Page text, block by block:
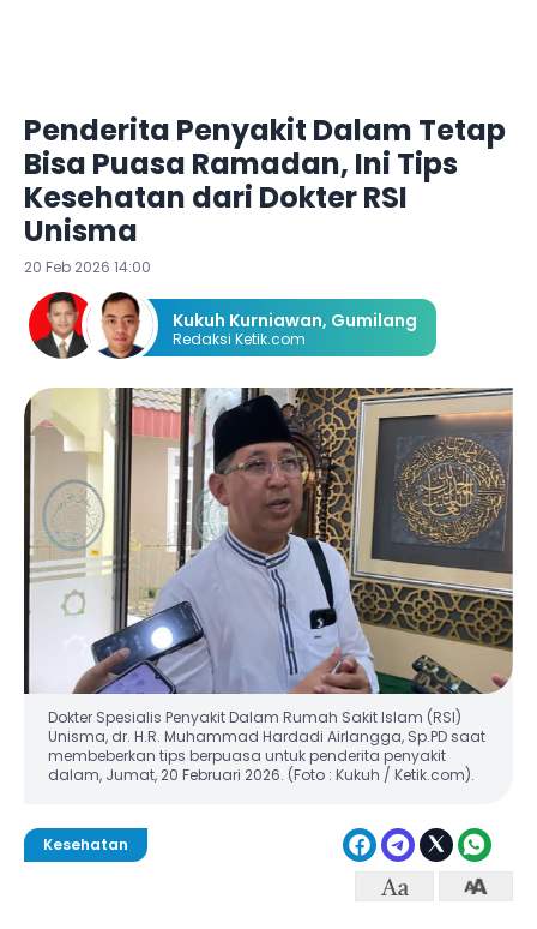
Penderita Penyakit Dalam Tetap
Bisa Puasa Ramadan, Ini Tips
Kesehatan dari Dokter RSI
Unisma
20 Feb 2026 14:00
Kukuh Kurniawan, Gumilang
Redaksi Ketik.com
Dokter Spesialis Penyakit Dalam Rumah Sakit Islam (RSI)
Unisma, dr. H.R. Muhammad Hardadi Airlangga, Sp.PD saat
membeberkan tips berpuasa untuk penderita penyakit
dalam, Jumat, 20 Februari 2026. (Foto : Kukuh / Ketik.com).
Kesehatan